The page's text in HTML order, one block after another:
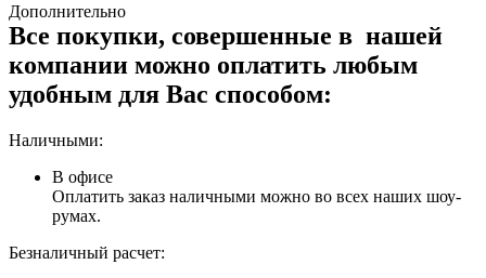
Дополнительно
Все покупки, совершенные в нашей
компании можно оплатить любым
удобным для Вас способом:
Наличными:
В офисе
Оплатить заказ наличными можно во всех наших шоу-
румах.
Безналичный расчет: